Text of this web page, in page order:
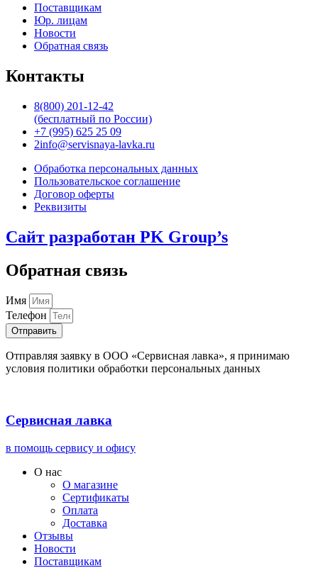
Поставщикам
Юр. лицам
Новости
Обратная связь
Контакты
8(800) 201-12-42
(бесплатный по России)
+7 (995) 625 25 09
2info@servisnaya-lavka.ru
Обработка персональных данных
Пользовательское соглашение
Договор оферты
Реквизиты
Сайт разработан PK Group’s
Обратная связь
Имя
Телефон
Отправить
Отправляя заявку в ООО «Сервисная лавка», я принимаю
условия политики обработки персональных данных
Сервисная лавка
в помощь сервису и офису
О нас
О магазине
Сертификаты
Оплата
Доставка
Отзывы
Новости
Поставщикам